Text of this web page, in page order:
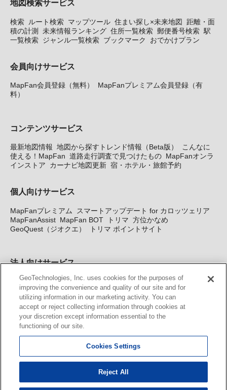
地図検索サービス
検索 ルート検索 マップツール 住まい探し×未来地図
距離・面
積の計測
未来情報ランキング 住所一覧検索 郵便番号検索 駅
一覧検索 ジャンル一覧検索 ブックマーク おでかけプラン
会員向けサービス
MapFan会員登録（無料）
MapFanプレミアム会員登録（有
料）
コンテンツサービス
最新地図情報 地図から探すトレンド情報（Beta版）
こんなに
使える！MapFan 道路走行調査で見つけたもの MapFanオンラ
インストア
カーナビ地図更新 宿・ホテル・旅館予約
個人向けサービス
MapFanプレミアム
スマートアップデート for カロッツェリア
MapFanAssist MapFan BOT トリマ 方位かなめ
GeoQuest（ジオクエ）
トリマ ポイントサイト
法人向けサービス
法人向け地図・位置情報サービス WEBサイト・システム向け地
図API Windows PC向け地図開発キット MapFan DB 住所確認
サービス
MAP WORLD+ トリマ広告 Geo-Research
カーナビ地図更新サービス
MapFan スマートメンバーズ カロッツェリア地図割プラス
KENWOOD MapFan Club
GeoTechnologies, Inc. uses cookies for the purposes of
improving the convenience and quality of our site and for
utilizing information in our marketing activity. You can
accept or reject collecting information through cookies at
your discretion except information essential to the
functioning of our site.
Cookies Settings
Reject All